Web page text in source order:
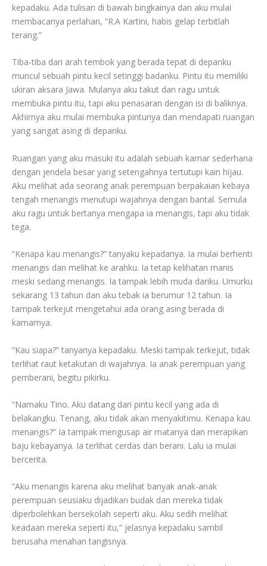
kepadaku. Ada tulisan di bawah bingkainya dan aku mulai
membacanya perlahan, “R.A Kartini, habis gelap terbitlah
terang.”
Tiba-tiba dari arah tembok yang berada tepat di depanku
muncul sebuah pintu kecil setinggi badanku. Pintu itu memiliki
ukiran aksara Jawa. Mulanya aku takut dan ragu untuk
membuka pintu itu, tapi aku penasaran dengan isi di baliknya.
Akhirnya aku mulai membuka pintunya dan mendapati ruangan
yang sangat asing di depanku.
Ruangan yang aku masuki itu adalah sebuah kamar sederhana
dengan jendela besar yang setengahnya tertutupi kain hijau.
Aku melihat ada seorang anak perempuan berpakaian kebaya
tengah menangis menutupi wajahnya dengan bantal. Semula
aku ragu untuk bertanya mengapa ia menangis, tapi aku tidak
tega.
“Kenapa kau menangis?” tanyaku kepadanya. Ia mulai berhenti
menangis dan melihat ke arahku. Ia tetap kelihatan manis
meski sedang menangis. Ia tampak lebih muda dariku. Umurku
sekarang 13 tahun dan aku tebak ia berumur 12 tahun. Ia
tampak terkejut mengetahui ada orang asing berada di
kamarnya.
“Kau siapa?” tanyanya kepadaku. Meski tampak terkejut, tidak
terlihat raut ketakutan di wajahnya. Ia anak perempuan yang
pemberani, begitu pikirku.
“Namaku Tino. Aku datang dari pintu kecil yang ada di
belakangku. Tenang, aku tidak akan menyakitimu. Kenapa kau
menangis?” Ia tampak mengusap air matanya dan merapikan
baju kebayanya. Ia terlihat cerdas dan berani. Lalu ia mulai
bercerita.
“Aku menangis karena aku melihat banyak anak-anak
perempuan seusiaku dijadikan budak dan mereka tidak
diperbolehkan bersekolah seperti aku. Aku sedih melihat
keadaan mereka seperti itu,” jelasnya kepadaku sambil
berusaha menahan tangisnya.